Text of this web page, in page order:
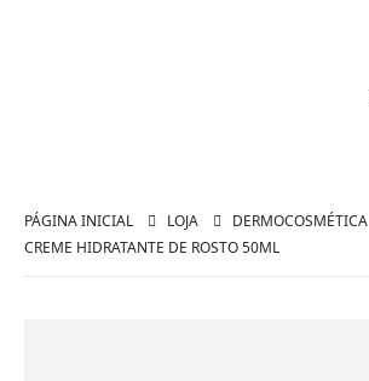
PÁGINA INICIAL LOJA
DERMOCOSMÉTICA
CREME HIDRATANTE DE ROSTO 50ML